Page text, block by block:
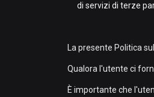
di servizi di terze
La presente Politica
Qualora l'utente ci
È importante che